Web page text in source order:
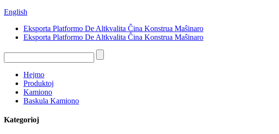
English
Eksporta Platformo De Altkvalita Ĉina Konstrua Maŝinaro
Eksporta Platformo De Altkvalita Ĉina Konstrua Maŝinaro
Hejmo
Produktoj
Kamiono
Baskula Kamiono
Kategorioj